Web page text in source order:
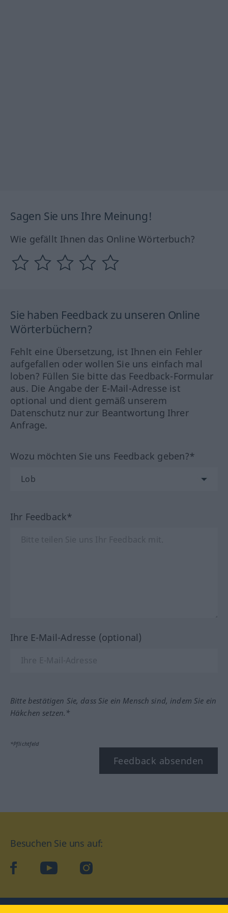
Sagen Sie uns Ihre Meinung!
Wie gefällt Ihnen das Online Wörterbuch?
Sie haben Feedback zu unseren Online
Wörterbüchern?
Fehlt eine Übersetzung, ist Ihnen ein Fehler
aufgefallen oder wollen Sie uns einfach mal
loben? Füllen Sie bitte das Feedback-Formular
aus. Die Angabe der E-Mail-Adresse ist
optional und dient gemäß unserem
Datenschutz nur zur Beantwortung Ihrer
Anfrage.
Wozu möchten Sie uns Feedback geben?*
Ihr Feedback*
Ihre E-Mail-Adresse (optional)
Bitte bestätigen Sie, dass Sie ein Mensch sind, indem Sie ein
Häkchen setzen.*
*Pflichtfeld
Feedback absenden
Besuchen Sie uns auf:
facebookYouTube Instagram